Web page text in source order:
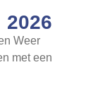
2026
Weer
met een